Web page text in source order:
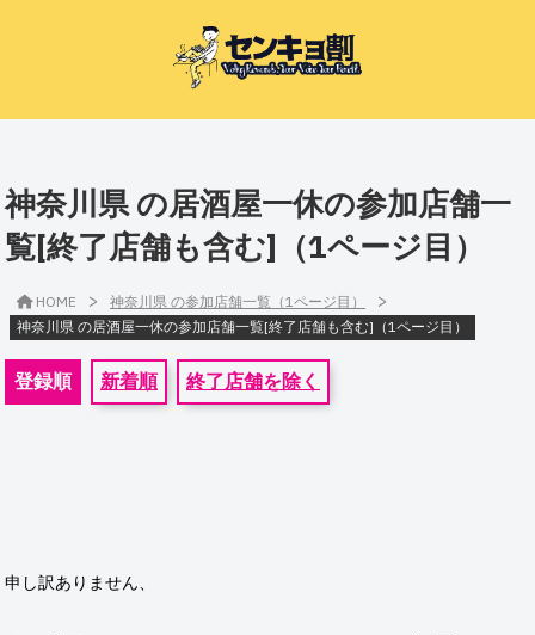
神奈川県 の居酒屋一休の参加店舗一
覧[終了店舗も含む]（1ページ目）
HOME > 神奈川県 の参加店舗一覧（1ページ目） >
神奈川県 の居酒屋一休の参加店舗一覧[終了店舗も含む]（1ページ目）
登録順 新着順 終了店舗を除く
申し訳ありません、